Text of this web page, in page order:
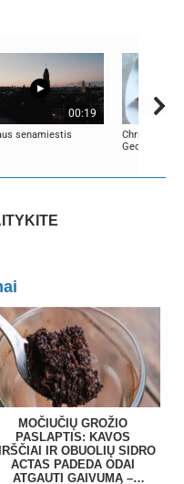
00:19
senamiestis
Christmas
Georgian
MOČIUČIŲ GROŽIO
PASLAPTIS: KAVOS
IR OBUOLIŲ SIDRO
ACTAS PADEDA ODAI
ATGAUTI GAIVUMĄ –